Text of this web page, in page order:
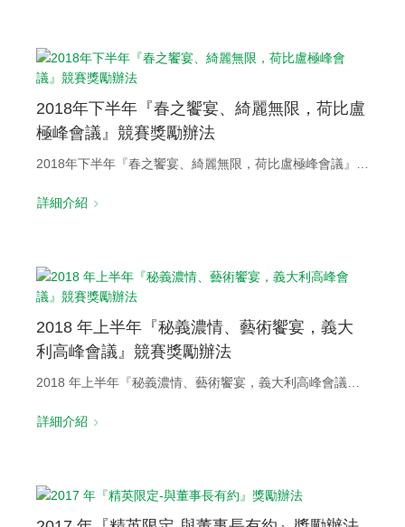
2018年下半年『春之饗宴、綺麗無限，荷比盧
極峰會議』競賽獎勵辦法
詳細介紹
2018 年上半年『秘義濃情、藝術饗宴，義大
利高峰會議』競賽獎勵辦法
詳細介紹